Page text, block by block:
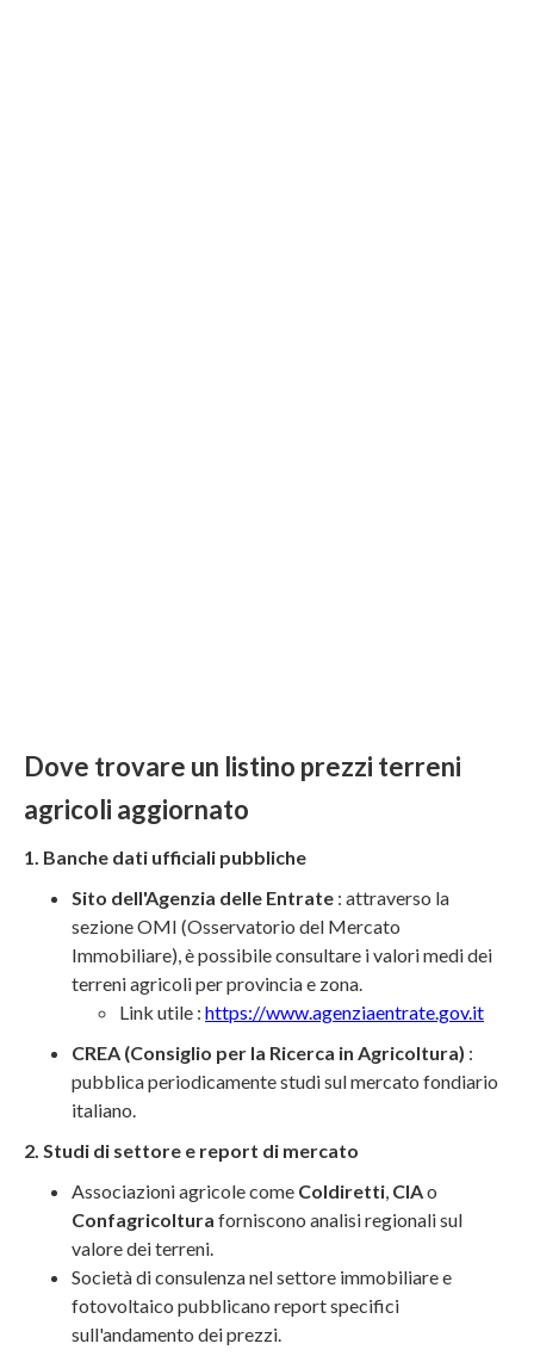
Dove trovare un listino prezzi terreni
agricoli aggiornato
1. Banche dati ufficiali pubbliche
Sito dell'Agenzia delle Entrate : attraverso la
sezione OMI (Osservatorio del Mercato
Immobiliare), è possibile consultare i valori medi dei
terreni agricoli per provincia e zona.
Link utile : https://www.agenziaentrate.gov.it
CREA (Consiglio per la Ricerca in Agricoltura) :
pubblica periodicamente studi sul mercato fondiario
italiano.
2. Studi di settore e report di mercato
Associazioni agricole come Coldiretti, CIAo
Confagricoltura forniscono analisi regionali sul
valore dei terreni.
Società di consulenza nel settore immobiliare e
fotovoltaico pubblicano report specifici
sull'andamento dei prezzi.